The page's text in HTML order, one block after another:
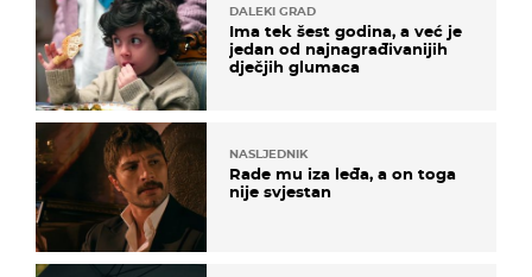
DALEKI GRAD
Ima tek šest godina, a već je
jedan od najnagrađivanijih
dječjih glumaca
NASLJEDNIK
Rade mu iza leđa, a on toga
nije svjestan